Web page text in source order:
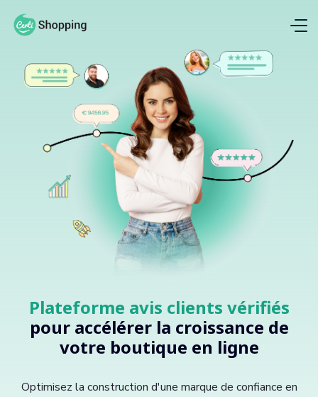
Plateforme avis clients vérifiés
pour accélérer la croissance de
votre boutique en ligne
Optimisez la construction d'une marque de confiance en